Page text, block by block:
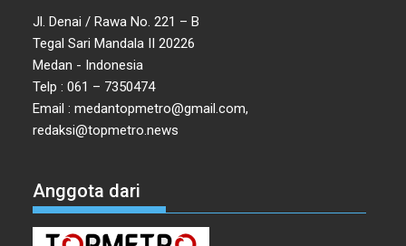
Jl. Denai / Rawa No. 221 – B
Tegal Sari Mandala II 20226
Medan - Indonesia
Telp : 061 – 7350474
Email : medantopmetro@gmail.com,
redaksi@topmetro.news
Anggota dari